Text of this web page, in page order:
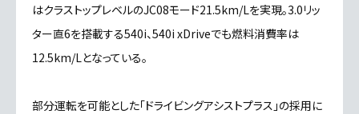
はクラストップレベルのJC08モード21.5km/Lを実現。3.0リッ
ター直6を搭載する540i、540i xDriveでも燃料消費率は
12.5km/Lとなっている。
部分運転を可能とした「ドライビングアシストプラス」の採用に